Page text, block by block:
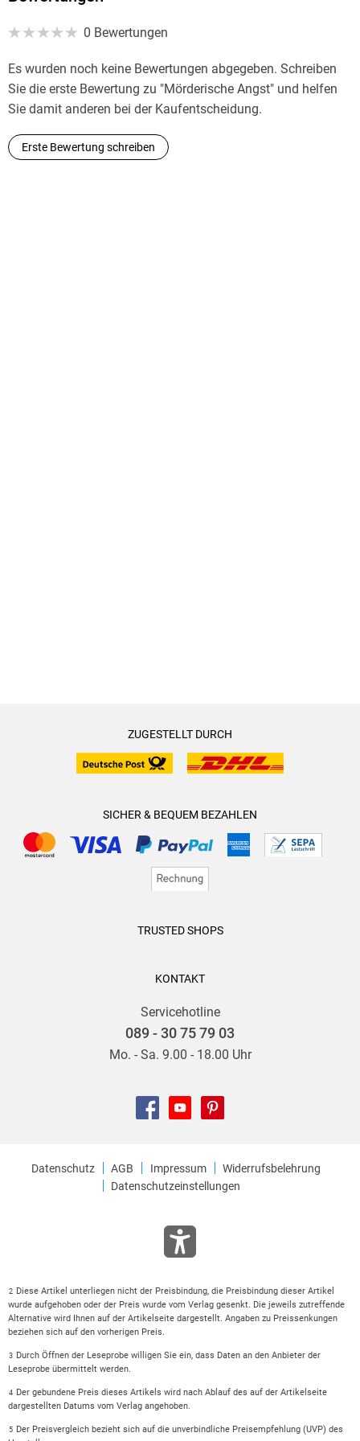
0 Bewertungen
Es wurden noch keine Bewertungen abgegeben. Schreiben
Sie die erste Bewertung zu "Mörderische Angst" und helfen
Sie damit anderen bei der Kaufentscheidung.
Erste Bewertung schreiben
ZUGESTELLT DURCH
SICHER & BEQUEM BEZAHLEN
TRUSTED SHOPS
KONTAKT
Servicehotline
089 - 30 75 79 03
Mo. - Sa. 9.00 - 18.00 Uhr
Datenschutz AGB Impressum
Widerrufsbelehrung
Datenschutzeinstellungen
2 Diese Artikel unterliegen nicht der Preisbindung, die Preisbindung dieser Artikel
wurde aufgehoben oder der Preis wurde vom Verlag gesenkt. Die jeweils zutreffende
Alternative wird Ihnen auf der Artikelseite dargestellt. Angaben zu Preissenkungen
beziehen sich auf den vorherigen Preis.
3 Durch Öffnen der Leseprobe willigen Sie ein, dass Daten an den Anbieter der
Leseprobe übermittelt werden.
4 Der gebundene Preis dieses Artikels wird nach Ablauf des auf der Artikelseite
dargestellten Datums vom Verlag angehoben.
5 Der Preisvergleich bezieht sich auf die unverbindliche Preisempfehlung (UVP) des